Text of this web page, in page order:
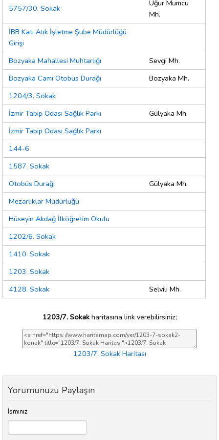
5757/30. Sokak
Uğur Mumcu
Mh.
İBB Katı Atık İşletme Şube Müdürlüğü
Girişi
Bozyaka Mahallesi Muhtarlığı
Sevgi Mh.
Bozyaka Cami Otobüs Durağı
Bozyaka Mh.
1204/3. Sokak
İzmir Tabip Odası Sağlık Parkı
Gülyaka Mh.
İzmir Tabip Odası Sağlık Parkı
144-6
1587. Sokak
Otobüs Durağı
Gülyaka Mh.
Mezarlıklar Müdürlüğü
Hüseyin Akdağ İlköğretim Okulu
1202/6. Sokak
1410. Sokak
1203. Sokak
4128. Sokak
Selvili Mh.
1203/7. Sokakharitasına link verebilirsiniz;
1203/7. Sokak Haritası
Yorumunuzu Paylaşın
İsminiz